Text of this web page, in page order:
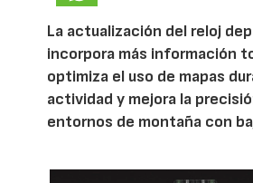
La actualización del reloj
incorpora más información
optimiza el uso de mapas
actividad y mejora la
entornos de montaña con